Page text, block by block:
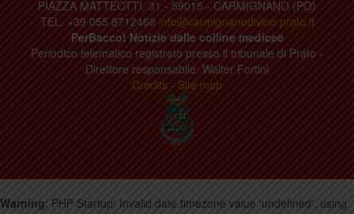
PIAZZA MATTEOTTI, 31 - 59015 - CARMIGNANO (PO)
TEL. +39 055 8712468 info@carmignanodivino.prato.it
PerBacco! Notizie dalle colline medicee
Periodico telematico registrato presso il tribunale di Prato -
Direttore responsabile: Walter Fortini
Credits - Site map
Warning: PHP Startup: Invalid date.timezone value 'undefined', using